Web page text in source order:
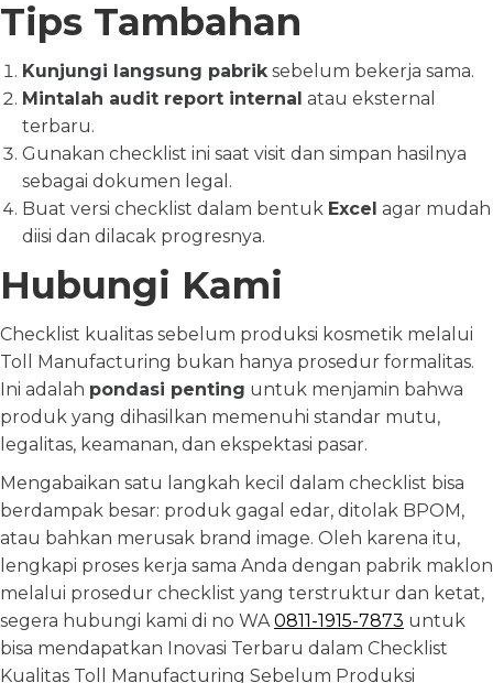
Tips Tambahan
Kunjungi langsung pabriksebelum bekerja sama.
Mintalah audit report internal atau eksternal
terbaru.
Gunakan checklist ini saat visit dan simpan hasilnya
sebagai dokumen legal.
Buat versi checklist dalam bentuk Excel agar mudah
diisi dan dilacak progresnya.
Hubungi Kami
Checklist kualitas sebelum produksi kosmetik melalui
Toll Manufacturing bukan hanya prosedur formalitas.
Ini adalah pondasi penting untuk menjamin bahwa
produk yang dihasilkan memenuhi standar mutu,
legalitas, keamanan, dan ekspektasi pasar.
Mengabaikan satu langkah kecil dalam checklist bisa
berdampak besar: produk gagal edar, ditolak BPOM,
atau bahkan merusak brand image. Oleh karena itu,
lengkapi proses kerja sama Anda dengan pabrik maklon
melalui prosedur checklist yang terstruktur dan ketat,
segera hubungi kami di no WA0811-1915-7873 untuk
bisa mendapatkan Inovasi Terbaru dalam Checklist
Kualitas Toll Manufacturing Sebelum Produksi